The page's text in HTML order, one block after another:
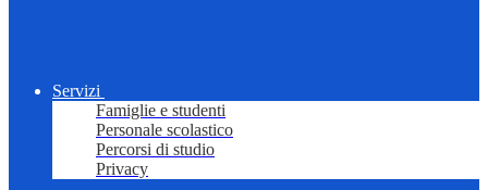
Servizi
Famiglie e studenti
Personale scolastico
Percorsi di studio
Privacy